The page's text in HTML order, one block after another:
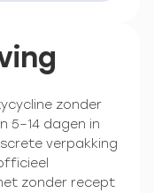
zonder
5–14 dagen in
verpakking
zonder recept